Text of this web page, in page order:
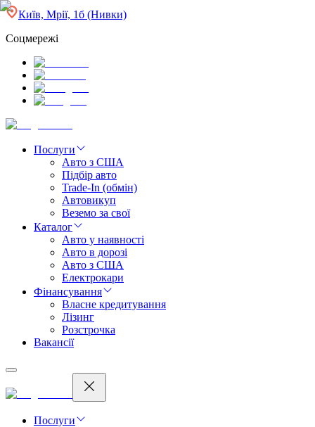
Київ, Мрії, 1б (Нивки)
Соцмережі
Послуги
Авто з США
Підбір авто
Trade-In (обмін)
Автовикуп
Веземо за свої
Каталог
Авто у наявності
Авто в дорозі
Авто з США
Електрокари
Фінансування
Власне кредитування
Лізинг
Розстрочка
Вакансії
Послуги